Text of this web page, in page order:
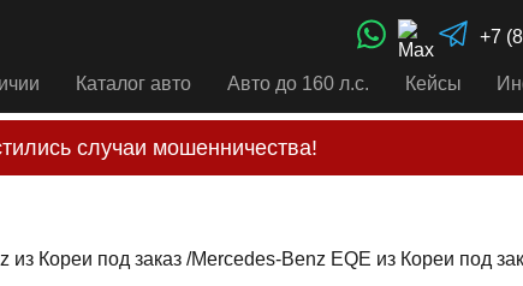
+7
Каталог авто Авто до 160 л.с. Кейсы
случаи мошенничества!
из Кореи под заказ Mercedes-Benz EQE из Кореи под